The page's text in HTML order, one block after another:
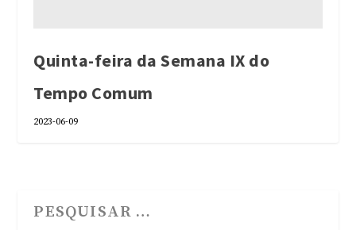
Quinta-feira da Semana IX do
Tempo Comum
2023-06-09